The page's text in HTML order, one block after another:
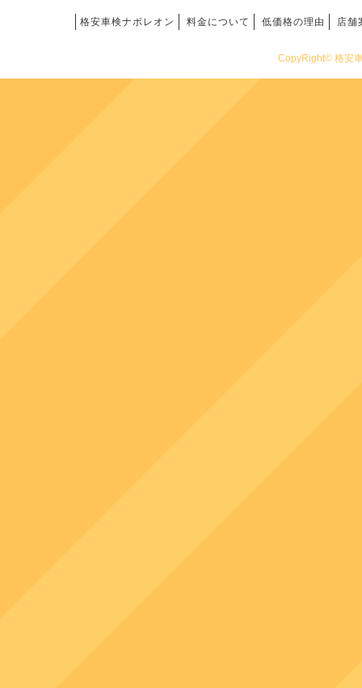
格安車検ナポレオン 料金について 低価格の理由 店舗
CopyRight© 格安